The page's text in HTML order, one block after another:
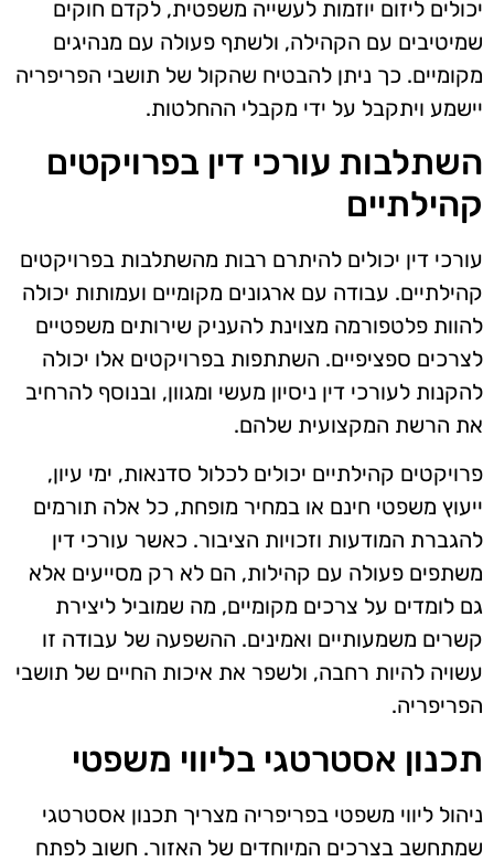
יכולים ליזום יוזמות לעשייה משפטית, לקדם חוקים
שמיטיבים עם הקהילה, ולשתף פעולה עם מנהיגים
מקומיים. כך ניתן להבטיח שהקול של תושבי הפריפריה
יישמע ויתקבל על ידי מקבלי ההחלטות.
השתלבות עורכי דין בפרויקטים
קהילתיים
עורכי דין יכולים להיתרם רבות מהשתלבות בפרויקטים
קהילתיים. עבודה עם ארגונים מקומיים ועמותות יכולה
להוות פלטפורמה מצוינת להעניק שירותים משפטיים
לצרכים ספציפיים. השתתפות בפרויקטים אלו יכולה
להקנות לעורכי דין ניסיון מעשי ומגוון, ובנוסף להרחיב
את הרשת המקצועית שלהם.
פרויקטים קהילתיים יכולים לכלול סדנאות, ימי עיון,
ייעוץ משפטי חינם או במחיר מופחת, כל אלה תורמים
להגברת המודעות וזכויות הציבור. כאשר עורכי דין
משתפים פעולה עם קהילות, הם לא רק מסייעים אלא
גם לומדים על צרכים מקומיים, מה שמוביל ליצירת
קשרים משמעותיים ואמינים. ההשפעה של עבודה זו
עשויה להיות רחבה, ולשפר את איכות החיים של תושבי
הפריפריה.
תכנון אסטרטגי בליווי משפטי
ניהול ליווי משפטי בפריפריה מצריך תכנון אסטרטגי
שמתחשב בצרכים המיוחדים של האזור. חשוב לפתח